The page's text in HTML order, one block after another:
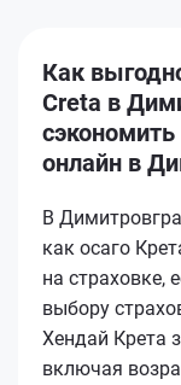
Как
Creta в
онлайн в
В
как осаго
на страховке,
выбору
Хендай Кретa
включая